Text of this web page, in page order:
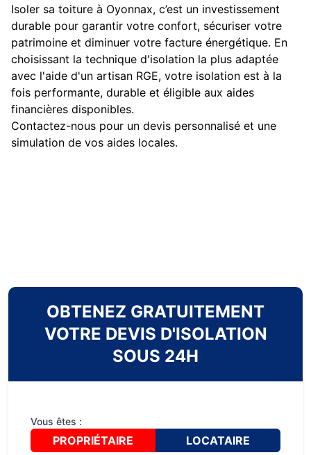
Isoler sa toiture à Oyonnax, c’est un investissement
durable pour garantir votre confort, sécuriser votre
patrimoine et diminuer votre facture énergétique. En
choisissant la technique d'isolation la plus adaptée
avec l'aide d'un artisan RGE, votre isolation est à la
fois performante, durable et éligible aux aides
financières disponibles.
Contactez-nous pour un devis personnalisé et une
simulation de vos aides locales.
OBTENEZ GRATUITEMENT
VOTRE DEVIS D'ISOLATION
SOUS 24H
Vous êtes :
PROPRIÉTAIRE LOCATAIRE